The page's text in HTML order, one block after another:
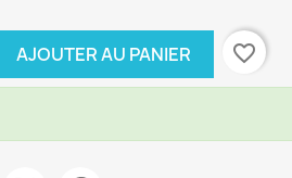
AJOUTER AU PANIER favorite_border